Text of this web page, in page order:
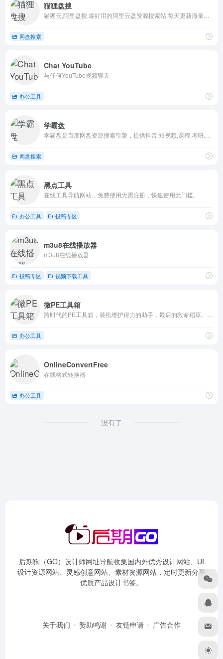
猫狸盘搜
网盘搜索
Chat YouTube
与任何YouTube视频聊天
办公工具
学霸盘
网盘搜索
黑点工具
在线工具导航网站，免费使用无需注册，快速使用无门槛。
办公工具 投稿专区
m3u8在线播放器
m3u8在线播放器
投稿专区 视频下载工具
微PE工具箱
办公工具
OnlineConvertFree
在线格式转换器
办公工具
没有了
后期狗（GO）设计师网址导航收集国内外优秀设计网站、UI
设计资源网站、灵感创意网站、素材资源网站，定时更新分享
优质产品设计书签。
关于我们 赞助鸣谢 友链申请 广告合作